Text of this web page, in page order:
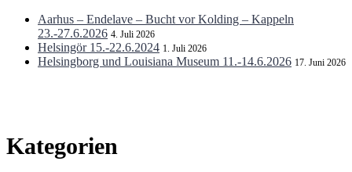
Aarhus – Endelave – Bucht vor Kolding – Kappeln
23.-27.6.2026 4. Juli 2026
Helsingör 15.-22.6.2024 1. Juli 2026
Helsingborg und Louisiana Museum 11.-14.6.2026 17. Juni 2026
Kategorien